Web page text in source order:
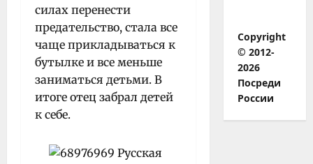
силах перенести
предательство, стала все
чаще прикладываться к
бутылке и все меньше
заниматься детьми. В
итоге отец забрал детей
к себе.
Copyright
© 2012-
2026
Посреди
России